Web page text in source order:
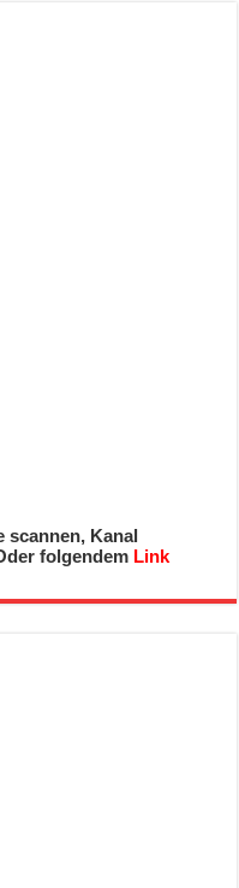
scannen, Kanal
folgendem Link